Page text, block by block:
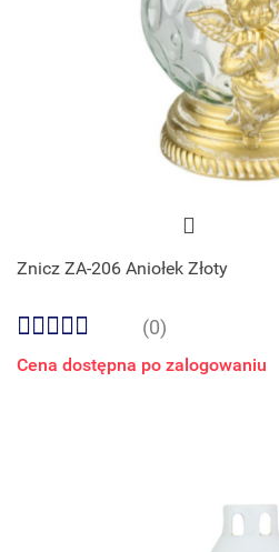
Znicz ZA-206 Aniołek Złoty
(0)
Cena dostępna po zalogowaniu